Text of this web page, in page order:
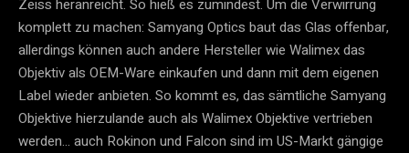
Zeiss heranreicht. So hieß es zumindest. Um die Verwirrung
komplett zu machen: Samyang Optics baut das Glas offenbar,
allerdings können auch andere Hersteller wie Walimex das
Objektiv als OEM-Ware einkaufen und dann mit dem eigenen
Label wieder anbieten. So kommt es, das sämtliche Samyang
Objektive hierzulande auch als Walimex Objektive vertrieben
werden… auch Rokinon und Falcon sind im US-Markt gängige